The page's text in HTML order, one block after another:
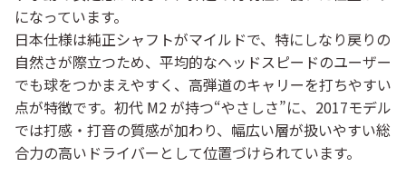
になっています。
日本仕様は純正シャフトがマイルドで、特にしなり戻りの
自然さが際立つため、平均的なヘッドスピードのユーザー
でも球をつかまえやすく、高弾道のキャリーを打ちやすい
点が特徴です。初代 M2 が持つ“やさしさ”に、2017モデル
では打感・打音の質感が加わり、幅広い層が扱いやすい総
合力の高いドライバーとして位置づけられています。